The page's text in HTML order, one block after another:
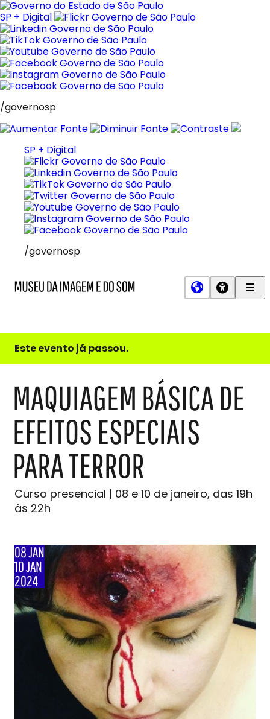
Pular
para
o
conteúdo
SP + Digital
/governosp
SP + Digital
/governosp
e
do
Este evento já passou.
MAQUIAGEM BÁSICA DE
EFEITOS ESPECIAIS
PARA TERROR
Curso presencial | 08 e 10 de janeiro, das 19h
às 22h
08 JAN
10 JAN
2024